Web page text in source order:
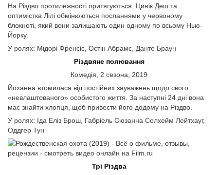
На Різдво протилежності притягуються. Цинік Деш та
оптимістка Лілі обмінюються посланнями у червоному
блокноті, який вони залишають один одному по всьому Нью-
Йорку.
У ролях: Мідорі Френсіс, Остін Абрамс, Данте Браун
Різдвяне полювання
Комедія, 2 сезона, 2019
Йоханна втомилася від постійних зауважень щодо свого
«невлаштованого» особистого життя. За наступні 24 дні вона
має знайти хлопця, щоб привести його додому на Різдво.
У ролях: Іда Еліз Брош, Габріель Сюзанна Солхейм Лейтхауг,
Оддгер Тун
Трі Різдва